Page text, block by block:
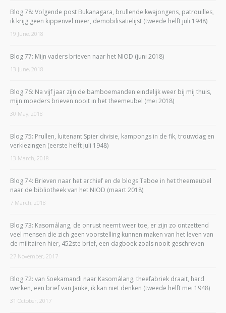
Blog 78: Volgende post Bukanagara, brullende kwajongens, patrouilles,
ik krijg geen kippenvel meer, demobilisatielijst (tweede helft juli 1948)
19 June, 2018
Blog 77: Mijn vaders brieven naar het NIOD (juni 2018)
13 June, 2018
Blog 76: Na vijf jaar zijn de bamboemanden eindelijk weer bij mij thuis,
mijn moeders brieven nooit in het theemeubel (mei 2018)
30 May, 2018
Blog 75: Prullen, luitenant Spier divisie, kampongs in de fik, trouwdag en
verkiezingen (eerste helft juli 1948)
13 March, 2018
Blog 74: Brieven naar het archief en de blogs Taboe in het theemeubel
naar de bibliotheek van het NIOD (maart 2018)
7 March, 2018
Blog 73: Kasomálang, de onrust neemt weer toe, er zijn zo ontzettend
veel mensen die zich geen voorstelling kunnen maken van het leven van
de militairen hier, 452ste brief, een dagboek zoals nooit geschreven
27 November, 2017
Blog 72: van Soekamandi naar Kasomálang, theefabriek draait, hard
werken, een brief van Janke, ik kan niet denken (tweede helft mei 1948)
31 October, 2017